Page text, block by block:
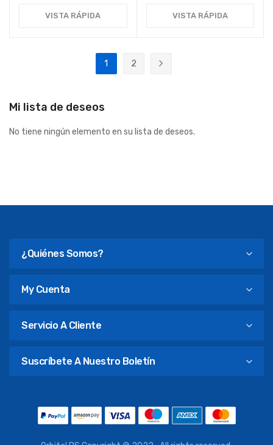
VISTA RÁPIDA VISTA RÁPIDA
Página
Actualmente estás leyendo página
1
2
Mi lista de deseos
No tiene ningún elemento en su lista de deseos.
¿Quiénes Somos?
My Cuenta
Servicio A Cliente
Suscríbete A Nuestro Boletín